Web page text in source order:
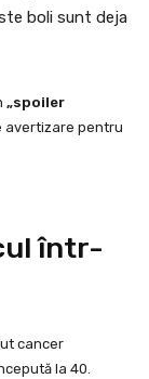
boli sunt deja
„spoiler
avertizare pentru
într-
cancer
la 40.